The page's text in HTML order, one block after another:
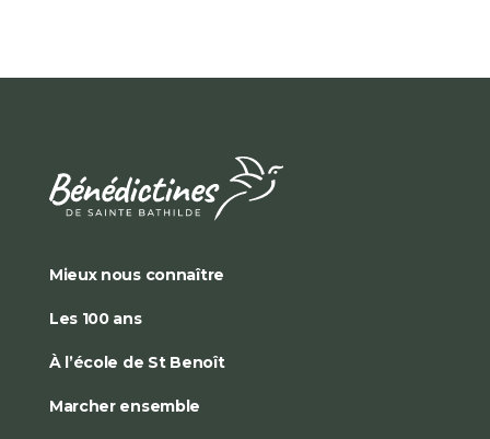
Mieux nous connaître
Les 100 ans
À l’école de St Benoît
Marcher ensemble